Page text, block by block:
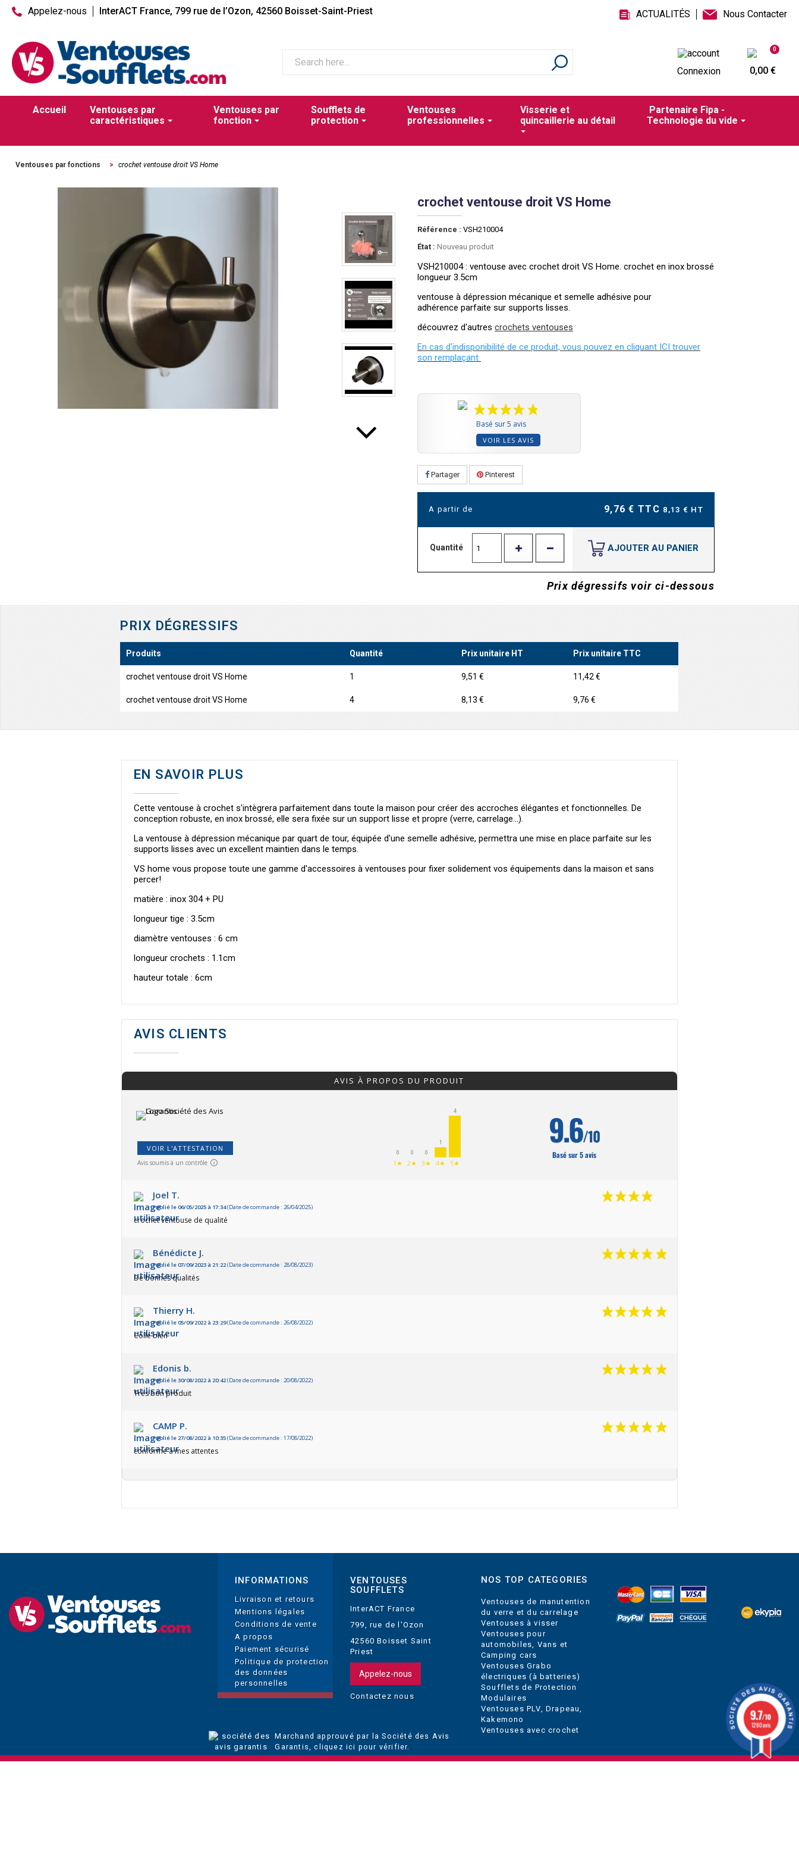
Appelez-nous InterACT France, 799 rue de l’Ozon, 42560 Boisset-Saint-Priest ACTUALITÉS Nous Contacter
Connexion
0
0,00 €
Accueil
Ventouses par
caractéristiques
Ventouses par
fonction
Soufflets de
protection
Ventouses
professionnelles
Visserie et
quincaillerie au détail
Partenaire Fipa -
Technologie du vide
Ventouses par fonctions > crochet ventouse droit VS Home
crochet ventouse droit VS Home
Référence : VSH210004
État : Nouveau produit
VSH210004 : ventouse avec crochet droit VS Home. crochet en inox brossé
longueur 3.5cm
ventouse à dépression mécanique et semelle adhésive pour
adhérence parfaite sur supports lisses.
découvrez d'autres crochets ventouses
En cas d'indisponibilité de ce produit, vous pouvez en cliquant ICI trouver
son remplaçant
Basé sur 5 avis
VOIR LES AVIS
Partager Pinterest
A partir de 9,76 € TTC 8,13 € HT
Quantité AJOUTER AU PANIER
Prix dégressifs voir ci-dessous
PRIX DÉGRESSIFS
Produits Quantité Prix unitaire HT Prix unitaire TTC
crochet ventouse droit VS Home 1 9,51 € 11,42 €
crochet ventouse droit VS Home 4 8,13 € 9,76 €
EN SAVOIR PLUS
Cette ventouse à crochet s'intègrera parfaitement dans toute la maison pour créer des accroches élégantes et fonctionnelles. De
conception robuste, en inox brossé, elle sera fixée sur un support lisse et propre (verre, carrelage...).
La ventouse à dépression mécanique par quart de tour, équipée d'une semelle adhésive, permettra une mise en place parfaite sur les
supports lisses avec un excellent maintien dans le temps.
VS home vous propose toute une gamme d'accessoires à ventouses pour fixer solidement vos équipements dans la maison et sans
percer!
matière : inox 304 + PU
longueur tige : 3.5cm
diamètre ventouses : 6 cm
longueur crochets : 1.1cm
hauteur totale : 6cm
AVIS CLIENTS
AVIS À PROPOS DU PRODUIT
VOIR L'ATTESTATION
Avis soumis à un contrôle
0
1★
0
2★
0
3★
1
4★
4
5★
9.6/10
Basé sur 5 avis
Joel T.
Publié le 06/05/2025 à 17:34(Date de commande : 26/04/2025)
crochet ventouse de qualité
Bénédicte J.
Publié le 07/09/2023 à 21:22(Date de commande : 28/08/2023)
De bonnes qualités
Thierry H.
Publié le 05/09/2022 à 23:29(Date de commande : 26/08/2022)
Colle bien
Edonis b.
Publié le 30/08/2022 à 20:42(Date de commande : 20/08/2022)
Très bon produit
CAMP P.
Publié le 27/08/2022 à 10:35(Date de commande : 17/08/2022)
conforme à mes attentes
INFORMATIONS
Livraison et retours
Mentions légales
Conditions de vente
A propos
Paiement sécurisé
Politique de protection
des données
personnelles
VENTOUSES
SOUFFLETS
InterACT France
799, rue de l'Ozon
42560 Boisset Saint
Priest
Appelez-nous
Contactez nous
Marchand approuvé par la Société des Avis
Garantis,cliquez ici pour vérifier.
NOS TOP CATEGORIES
Ventouses de manutention
du verre et du carrelage
Ventouses à visser
Ventouses pour
automobiles, Vans et
Camping cars
Ventouses Grabo
électriques (à batteries)
Soufflets de Protection
Modulaires
Ventouses PLV, Drapeau,
Kakemono
Ventouses avec crochet
9.7/10
1280 avis